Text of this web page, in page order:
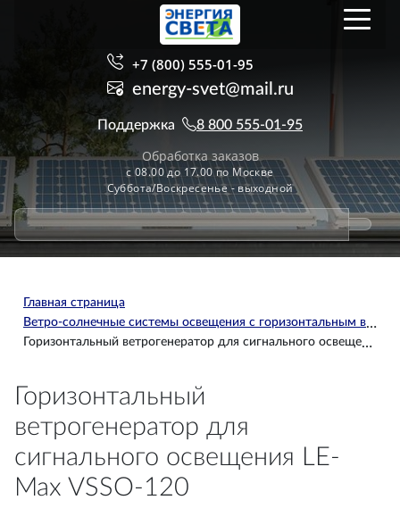
+7 (800) 555-01-95
energy-svet@mail.ru
Поддержка 8 800 555-01-95
Обработка заказов
с 08.00 до 17.00 по Москве
Суббота/Воскресенье - выходной
Главная страница
Ветро-солнечные системы освещения с горизонтальным ветрогенератором
Горизонтальный ветрогенератор для сигнального освещения LE-Max VSSO-120
Горизонтальный
ветрогенератор для
сигнального освещения LE-
Max VSSO-120